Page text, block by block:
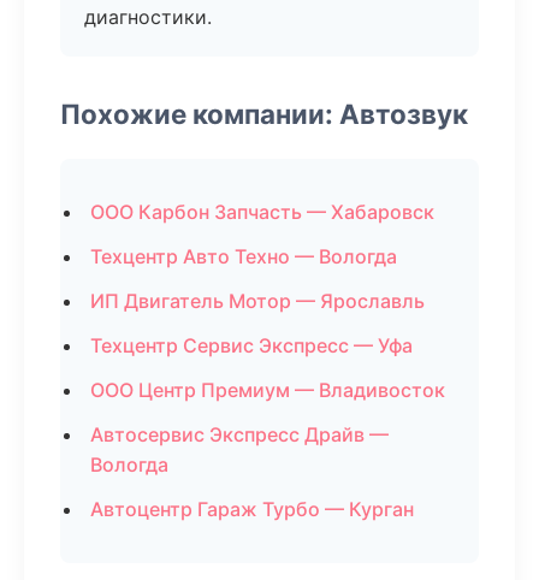
диагностики.
Похожие компании: Автозвук
ООО Карбон Запчасть — Хабаровск
Техцентр Авто Техно — Вологда
ИП Двигатель Мотор — Ярославль
Техцентр Сервис Экспресс — Уфа
ООО Центр Премиум — Владивосток
Автосервис Экспресс Драйв —
Вологда
Автоцентр Гараж Турбо — Курган